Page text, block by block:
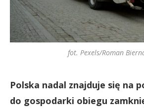
fot. Pexels/Roman
Polska nadal znajduje się na
do gospodarki obiegu